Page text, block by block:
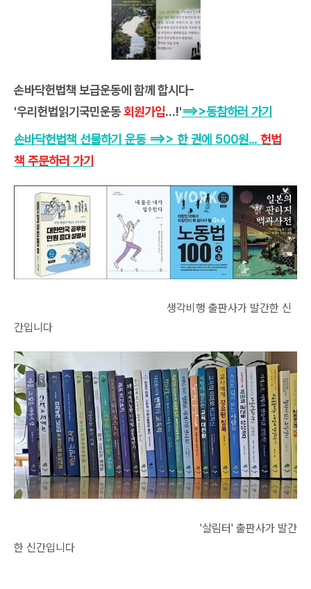
손바닥헌법책 보급운동에 함께 합시다-
'우리헌법읽기국민운동회원가입...!'==>>동참하러 가기
손바닥헌법책 선물하기 운동 ==>> 한 권에 500원... 헌법
책 주문하러 가기
생각비행 출판사가 발간한 신
간입니다
'살림터' 출판사가 발간
한 신간입니다